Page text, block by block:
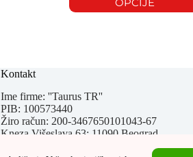
Kontakt
Ime firme: ''Taurus TR''
PIB: 100573440
Žiro račun: 200-3467650101043-67
Kneza Višeslava 63; 11090 Beograd